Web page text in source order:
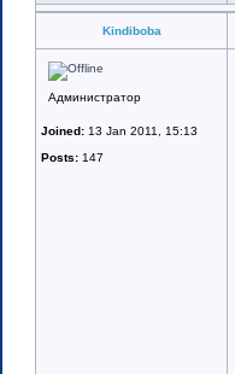
Kindiboba
Администратор
Joined: 13 Jan 2011, 15:13
Posts: 147